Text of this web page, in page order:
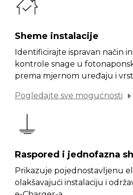
Sheme instalacije
Identificirajte ispravan način
kontrole snage u
prema mjernom uređaju i
Pogledajte sve mogućnosti
Raspored i jednofazna
Prikazuje pojednostavljenu
olakšavajući instalaciju i